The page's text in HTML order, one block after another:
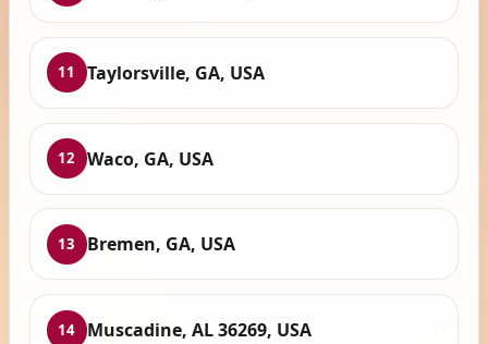
11 Taylorsville, GA, USA
12 Waco, GA, USA
13 Bremen, GA, USA
14 Muscadine, AL 36269, USA